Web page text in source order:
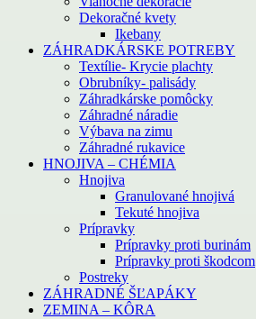
Dekoračné kvety
Ikebany
ZÁHRADKÁRSKE POTREBY
Textílie- Krycie plachty
Obrubníky- palisády
Záhradkárske pomôcky
Záhradné náradie
Výbava na zimu
Záhradné rukavice
HNOJIVA – CHÉMIA
Hnojiva
Granulované hnojivá
Tekuté hnojiva
Prípravky
Prípravky proti burinám
Prípravky proti škodcom
Postreky
ZÁHRADNÉ ŠĽAPÁKY
ZEMINA – KÔRA